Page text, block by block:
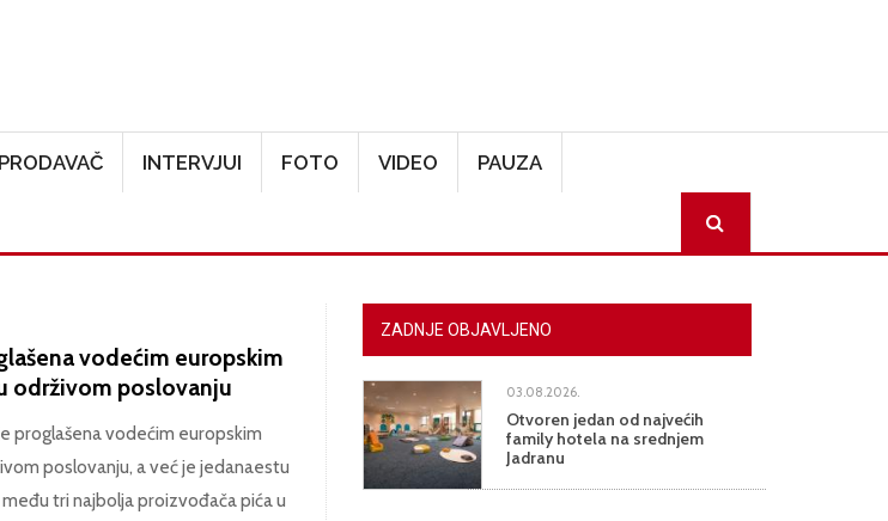
INTERVJUI FOTO VIDEO PAUZA
vodećim europskim
održivom poslovanju
proglašena vodećim europskim
poslovanju, a već je jedanaestu
tri najbolja proizvođača pića u
ZADNJE OBJAVLJENO
03.08.2026.
Otvoren jedan od najvećih
family hotela na srednjem
Jadranu